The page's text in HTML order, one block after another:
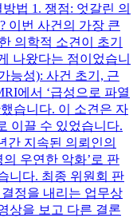
법 1. 쟁점: 엇갈린 의
이번 사건의 가장 큰
의학적 소견이 초기
나왔다는 점이었습니
능성): 사건 초기, 근
에서 ‘급성으로 파열
습니다. 이 소견은 자
이끌 수 있었습니다.
간 지속된 의뢰인의
우연한 악화’로 판
니다. 최종 위원회 판
정을 내리는 업무상
상을 보고 다른 결론